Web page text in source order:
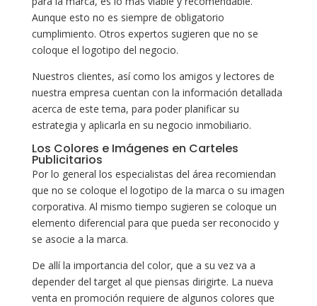
Aunque esto no es siempre de obligatorio
cumplimiento. Otros expertos sugieren que no se
coloque el logotipo del negocio.
Nuestros clientes, así como los amigos y lectores de
nuestra empresa cuentan con la información detallada
acerca de este tema, para poder planificar su
estrategia y aplicarla en su negocio inmobiliario.
Los Colores e Imágenes en Carteles
Publicitarios
Por lo general los especialistas del área recomiendan
que no se coloque el logotipo de la marca o su imagen
corporativa. Al mismo tiempo sugieren se coloque un
elemento diferencial para que pueda ser reconocido y
se asocie a la marca.
De allí la importancia del color, que a su vez va a
depender del target al que piensas dirigirte. La nueva
venta en promoción requiere de algunos colores que